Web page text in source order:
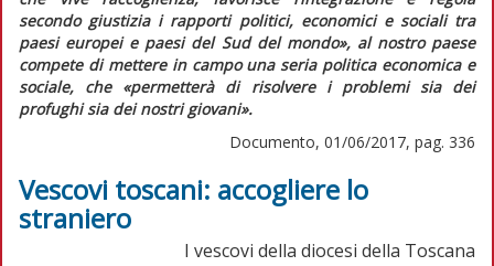
secondo giustizia i rapporti politici, economici e sociali tra
paesi europei e paesi del Sud del mondo», al nostro paese
compete di mettere in campo una seria politica economica e
sociale, che «permetterà di risolvere i problemi sia dei
profughi sia dei nostri giovani».
Documento, 01/06/2017, pag. 336
Vescovi toscani: accogliere lo
straniero
I vescovi della diocesi della Toscana